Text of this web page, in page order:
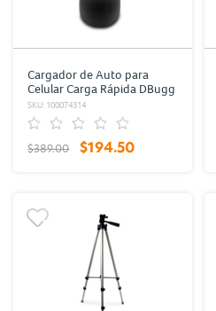
Cargador de Auto para
Celular Carga Rápida DBugg
/ Negro y Blanco / 1 Tipo C /
1 USB
SKU: 100074314
$389.00 $194.50